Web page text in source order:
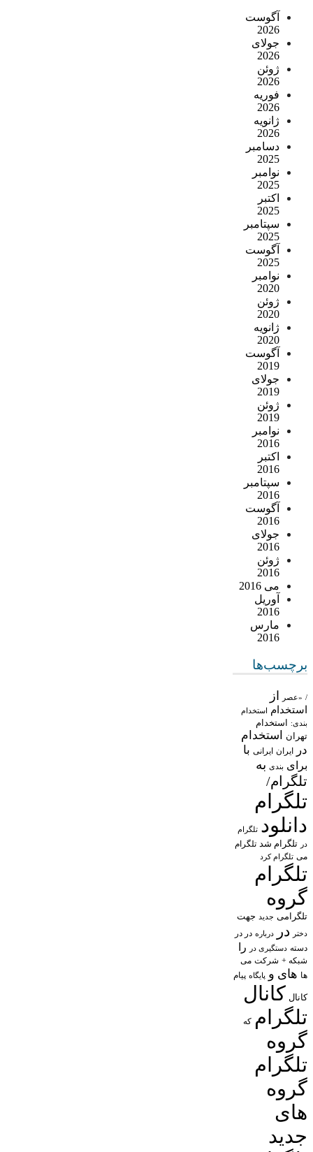
آگوست
2026
جولای
2026
ژوئن
2026
فوریه
2026
ژانویه
2026
دسامبر
2025
نوامبر
2025
اکتبر
2025
سپتامبر
2025
آگوست
2025
نوامبر
2020
ژوئن
2020
ژانویه
2020
آگوست
2019
جولای
2019
ژوئن
2019
نوامبر
2016
اکتبر
2016
سپتامبر
2016
آگوست
2016
جولای
2016
ژوئن
2016
می 2016
آوریل
2016
مارس
2016
برچسب‌ها
/ «عصر از
استخدام استخدام
بندی: استخدام
تهران
استخدام
در
ایران ایرانی با
برای بندی به
تلگرام/
تلگرام
دانلود تلگرام
در تلگرام شد تلگرام
می تلگرام کرد
تلگرام
گروه
تلگرامی جدید جهت
دختر در درباره در در
دسته دستگیری در را
شبکه + شرکت می
ها های و پایگاه پیام
کانال کانال
تلگرام که
گروه
تلگرام
گروه
های
جدید